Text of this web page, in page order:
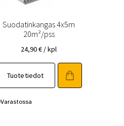
Suodatinkangas 4x5m
20m²/pss
24,90€ / kpl
Tuotetiedot
Varastossa